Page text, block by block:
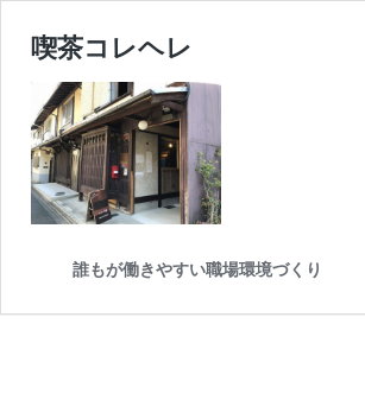
喫茶コレヘレ
誰もが働きやすい職場環境づくり